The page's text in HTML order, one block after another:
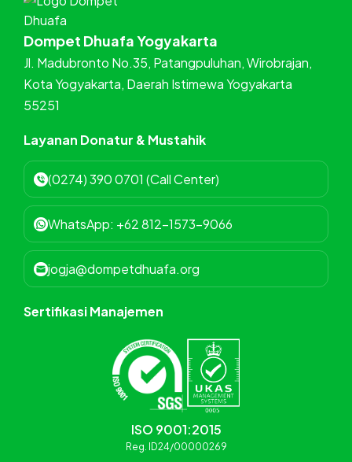
Dompet Dhuafa Yogyakarta
Jl. Madubronto No.35, Patangpuluhan, Wirobrajan,
Kota Yogyakarta, Daerah Istimewa Yogyakarta
55251
Layanan Donatur & Mustahik
(0274) 390 0701 (Call Center)
WhatsApp: +62 812-1573-9066
jogja@dompetdhuafa.org
Sertifikasi Manajemen
ISO 9001:2015
Reg. ID24/00000269